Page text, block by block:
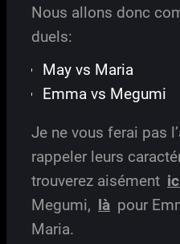
Nous allons donc
duels:
May vs Maria
Emma vs Megumi
Je ne vous ferai pas
rappeler leurs
trouverez aisément
Megumi, là pour
Maria.